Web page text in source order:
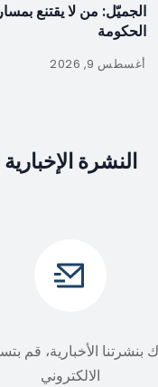
الجميّل: من لا يقتنع
الحكومة
أغسطس 9, 2026
النشرة الإخبارية
بنشرتنا الأخبارية، قم
الالكتروني